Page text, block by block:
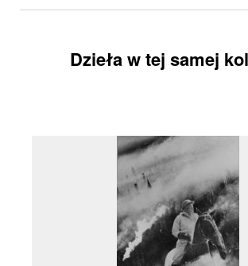
Dzieła w tej samej